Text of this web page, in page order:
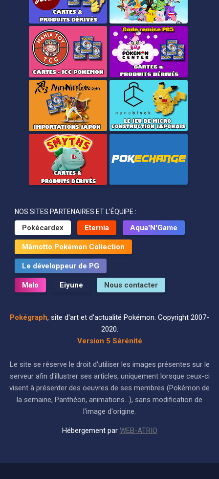
NOS SITES PARTENAIRES ET L’ÉQUIPE :
Pokécardex Eternia Aqua'N'Game
Mâmotto Pokémon Collection
Le développeur de PG
Malo Eiyune Nous contacter
Pokégraph, site d'art et d'actualité Pokémon. Copyright 2007-
2020.
Version 5 Sérénité
Le site se réserve le droit d'utiliser les images présentes sur le
serveur afin d'illustrer ses articles, uniquement lorsque ceux-ci
visent à présenter des oeuvres de ses membres (Pokémon de
la semaine, Panthéon, animations...), sans modification de
l'image d'origine.
Hébergement par WEB-ATRIO